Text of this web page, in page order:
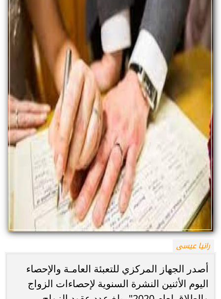
رانيا عيسى
أصدر الجهاز المركزي للتعبئة العامـة والإحصاء
اليوم الأثنين النشرة السنوية لإحصاءات الزواج